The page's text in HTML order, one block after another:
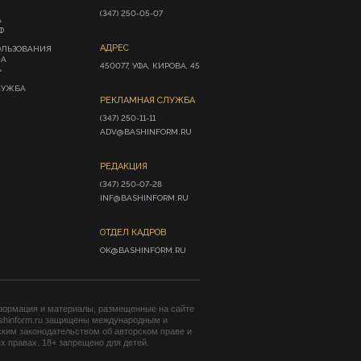
(347) 250-05-07
АДРЕС
450077, УФА, КИРОВА, 45
РЕКЛАМНАЯ СЛУЖБА
(347) 250-11-11
ADV@BASHINFORM.RU
РЕДАКЦИЯ
(347) 250-07-28
INF@BASHINFORM.RU
ОТДЕЛ КАДРОВ
OK@BASHINFORM.RU
и материалы, размещенные на сайте
защищены международным и
законодательством об авторском праве и
правах. 18+ запрещено для детей.